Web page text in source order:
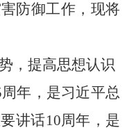
防御工作 ，现将
， 提高思想认识
周年 ， 是习近平总
讲话10周年 ，是